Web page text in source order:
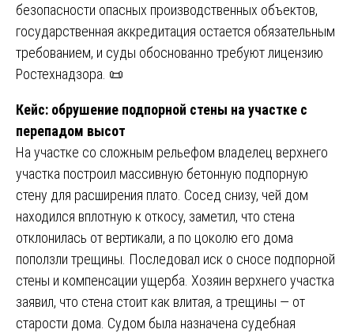
безопасности опасных производственных объектов,
государственная аккредитация остается обязательным
требованием, и суды обоснованно требуют лицензию
Ростехнадзора. 📜
Кейс: обрушение подпорной стены на участке с
перепадом высот
На участке со сложным рельефом владелец верхнего
участка построил массивную бетонную подпорную
стену для расширения плато. Сосед снизу, чей дом
находился вплотную к откосу, заметил, что стена
отклонилась от вертикали, а по цоколю его дома
поползли трещины. Последовал иск о сносе подпорной
стены и компенсации ущерба. Хозяин верхнего участка
заявил, что стена стоит как влитая, а трещины — от
старости дома. Судом была назначена судебная